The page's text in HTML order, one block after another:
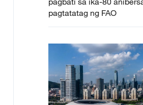
pagtatatag ng FAO